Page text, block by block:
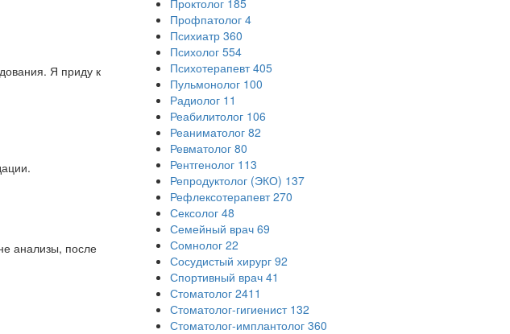
Я приду к
анализы, после
Профпатолог 4
Психиатр 360
Психолог 554
Психотерапевт 405
Пульмонолог 100
Радиолог 11
Реабилитолог 106
Реаниматолог 82
Ревматолог 80
Рентгенолог 113
Репродуктолог (ЭКО) 137
Рефлексотерапевт 270
Сексолог 48
Семейный врач 69
Сомнолог 22
Сосудистый хирург 92
Спортивный врач 41
Стоматолог 2411
Стоматолог-гигиенист 132
Стоматолог-имплантолог 360